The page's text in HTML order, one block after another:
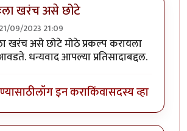
खरंच असे छोटे
09/2023 21:09
वा क्या बात हॅbyस्वधर्म
खरंच असे छोटे मोठे प्रकल्प करायला
धन्यवाद आपल्या प्रतिसादाबद्दल.
लॉग इन कराकिंवासदस्य व्हा